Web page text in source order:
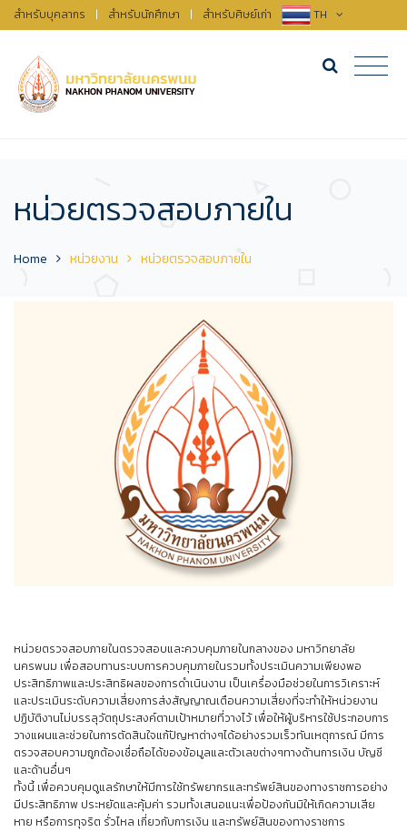
สำหรับบุคลากร | สำหรับนักศึกษา | สำหรับศิษย์เก่า TH
หน่วยตรวจสอบภายใน
Home หน่วยงาน หน่วยตรวจสอบภายใน
หน่วยตรวจสอบภายในตรวจสอบและควบคุมภายในกลางของ มหาวิทยาลัย
นครพนม เพื่อสอบทานระบบการควบคุมภายในรวมทั้งประเมินความเพียงพอ
ประสิทธิภาพและประสิทธิผลของการดำเนินงาน เป็นเครื่องมือช่วยในการวิเคราะห์
และประเมินระดับความเสี่ยงการส่งสัญญาณเตือนความเสี่ยงที่จะทำให้หน่วยงาน
ปฏิบัติงานไม่บรรลุวัตถุประสงค์ตามเป้าหมายที่วางไว้ เพื่อให้ผู้บริหารใช้ประกอบการ
วางแผนและช่วยในการตัดสินใจแก้ปัญหาต่างๆได้อย่างรวมเร็วทันเหตุการณ์ มีการ
ตรวจสอบความถูกต้องเชื่อถือได้ของข้อมูลและตัวเลขต่างๆทางด้านการเงิน บัญชี
และด้านอื่นๆ
ทั้งนี้ เพื่อควบคุมดูแลรักษาให้มีการใช้ทรัพยากรและทรัพย์สินของทางราชการอย่าง
มีประสิทธิภาพ ประหยัดและคุ้มค่า รวมทั้งเสนอแนะเพื่อป้องกันมิให้เกิดความเสีย
หาย หรือการทุจริต รั่วไหล เกี่ยวกับการเงิน และทรัพย์สินของทางราชการ